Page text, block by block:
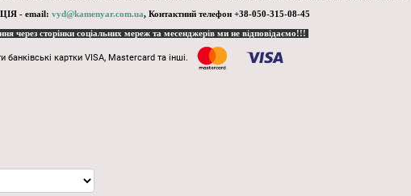
- email: vyd@kamenyar.com.ua, Контактний телефон +38-050-315-08-45
через сторінки соціальних мереж та месенджерів ми не відповідаємо!!!
банківські картки VISA, Mastercard та інші.